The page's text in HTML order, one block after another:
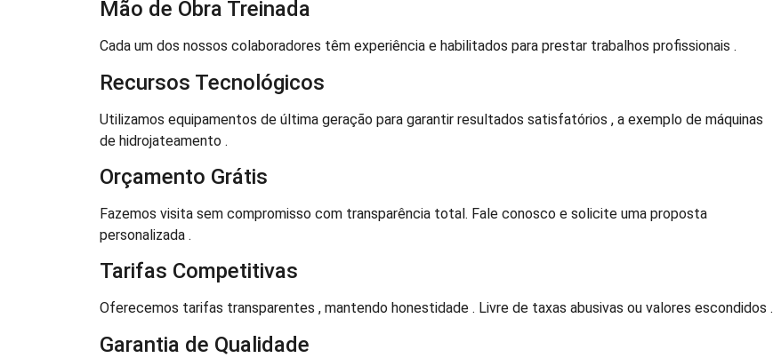
Mão de Obra Treinada
Cada um dos nossos colaboradores têm experiência e habilitados para prestar trabalhos profissionais .
Recursos Tecnológicos
Utilizamos equipamentos de última geração para garantir resultados satisfatórios , a exemplo de máquinas
de hidrojateamento .
Orçamento Grátis
Fazemos visita sem compromisso com transparência total. Fale conosco e solicite uma proposta
personalizada .
Tarifas Competitivas
Oferecemos tarifas transparentes , mantendo honestidade . Livre de taxas abusivas ou valores escondidos .
Garantia de Qualidade